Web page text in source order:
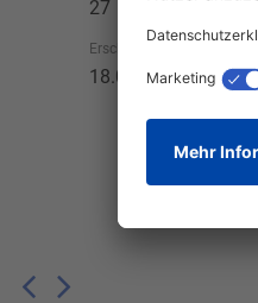
27
Erscheinungsdatum
18.05.2009